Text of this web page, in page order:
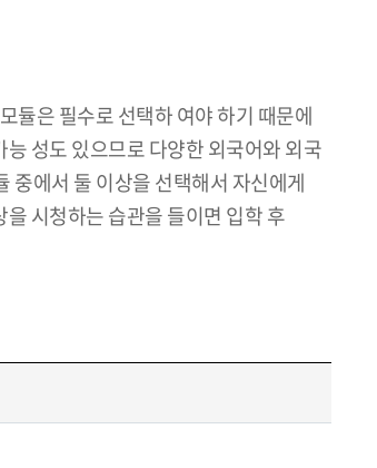
듈은 필수로 선택하 여야 하기 때문에
성도 있으므로 다양한 외국어와 외국
중에서 둘 이상을 선택해서 자신에게
시청하는 습관을 들이면 입학 후